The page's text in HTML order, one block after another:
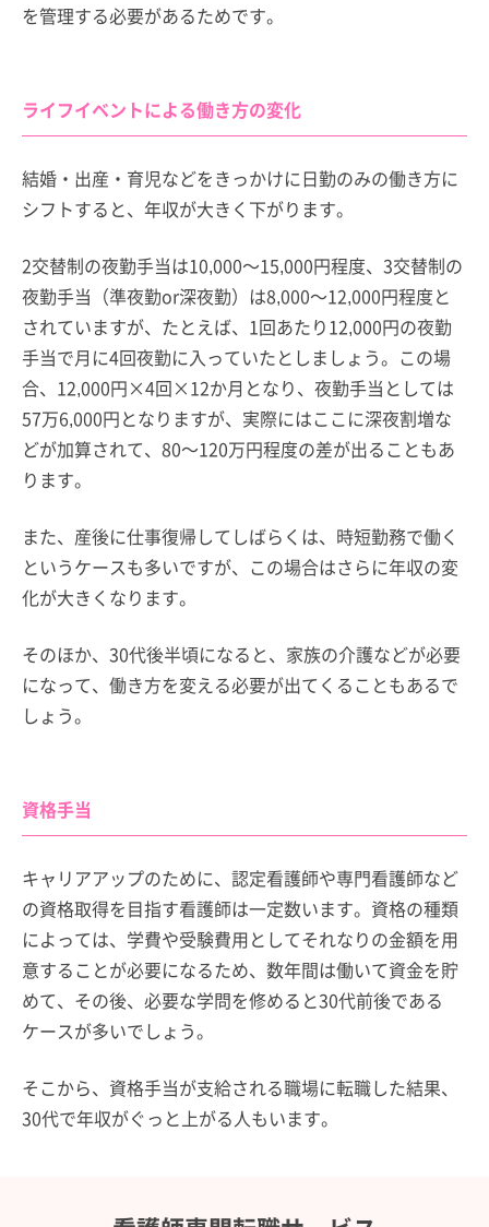
を管理する必要があるためです。
ライフイベントによる働き方の変化
結婚・出産・育児などをきっかけに日勤のみの働き方に
シフトすると、年収が大きく下がります。
2交替制の夜勤手当は10,000～15,000円程度、3交替制の
夜勤手当（準夜勤or深夜勤）は8,000～12,000円程度と
されていますが、たとえば、1回あたり12,000円の夜勤
手当で月に4回夜勤に入っていたとしましょう。この場
合、12,000円×4回×12か月となり、夜勤手当としては
57万6,000円となりますが、実際にはここに深夜割増な
どが加算されて、80～120万円程度の差が出ることもあ
ります。
また、産後に仕事復帰してしばらくは、時短勤務で働く
というケースも多いですが、この場合はさらに年収の変
化が大きくなります。
そのほか、30代後半頃になると、家族の介護などが必要
になって、働き方を変える必要が出てくることもあるで
しょう。
資格手当
キャリアアップのために、認定看護師や専門看護師など
の資格取得を目指す看護師は一定数います。資格の種類
によっては、学費や受験費用としてそれなりの金額を用
意することが必要になるため、数年間は働いて資金を貯
めて、その後、必要な学問を修めると30代前後である
ケースが多いでしょう。
そこから、資格手当が支給される職場に転職した結果、
30代で年収がぐっと上がる人もいます。